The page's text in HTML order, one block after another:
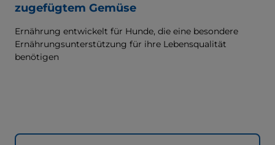
zugefügtem Gemüse
Ernährung entwickelt für Hunde, die eine besondere
Ernährungsunterstützung für ihre Lebensqualität
benötigen